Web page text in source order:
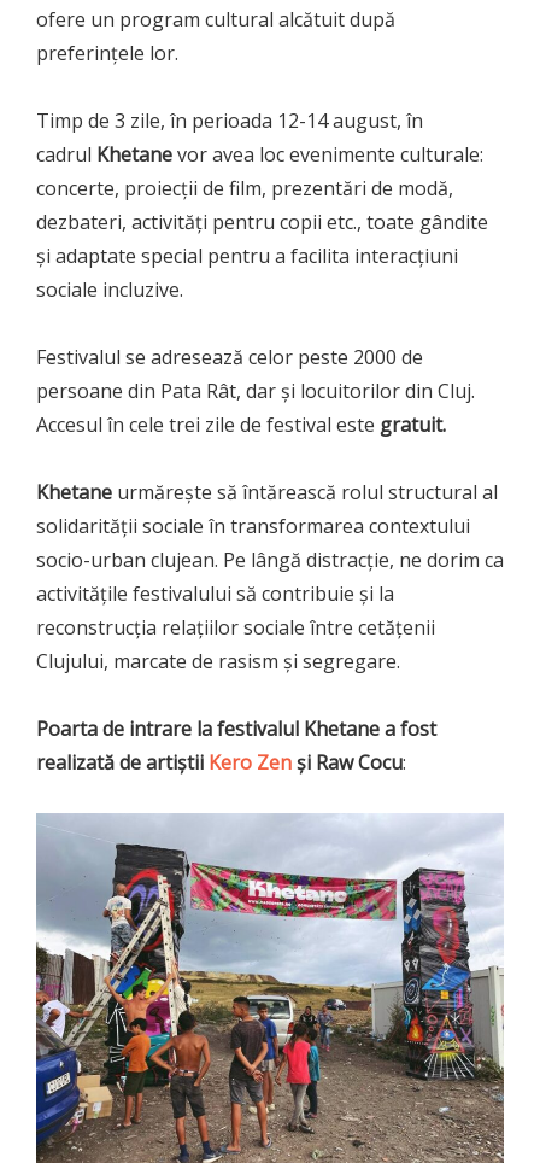
ofere un program cultural alcătuit după
preferințele lor.
Timp de 3 zile, în perioada 12-14 august, în
cadrul Khetanevor avea loc evenimente culturale:
concerte, proiecții de film, prezentări de modă,
dezbateri, activități pentru copii etc., toate gândite
și adaptate special pentru a facilita interacțiuni
sociale incluzive.
Festivalul se adresează celor peste 2000 de
persoane din Pata Rât, dar și locuitorilor din Cluj.
Accesul în cele trei zile de festival este gratuit.
Khetane urmărește să întărească rolul structural al
solidarității sociale în transformarea contextului
socio-urban clujean. Pe lângă distracție, ne dorim ca
activitățile festivalului să contribuie și la
reconstrucția relațiilor sociale între cetățenii
Clujului, marcate de rasism și segregare.
Poarta de intrare la festivalul Khetane a fost
realizată de artiștii Kero Zenși Raw Cocu: